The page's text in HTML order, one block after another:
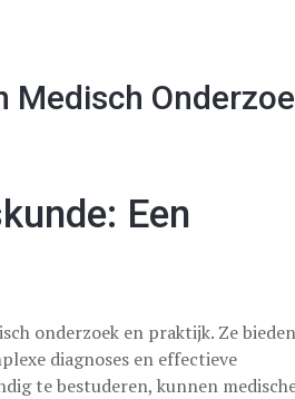
Medisch
Een
onderzoek en praktijk. Ze bieden
diagnoses en effectieve
te bestuderen, kunnen